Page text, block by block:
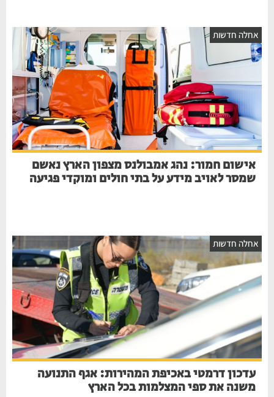
אחלה חדשות
אישום חמור: נהג אמבולנס מצפון הארץ נאשם
שמסר לאויב מידע על בתי חולים ומוקדי פגיעה
אחלה חדשות
עדכון דרמטי באכיפת המהירות: אגף התנועה
משנה את ספי המצלמות בכל הארץ